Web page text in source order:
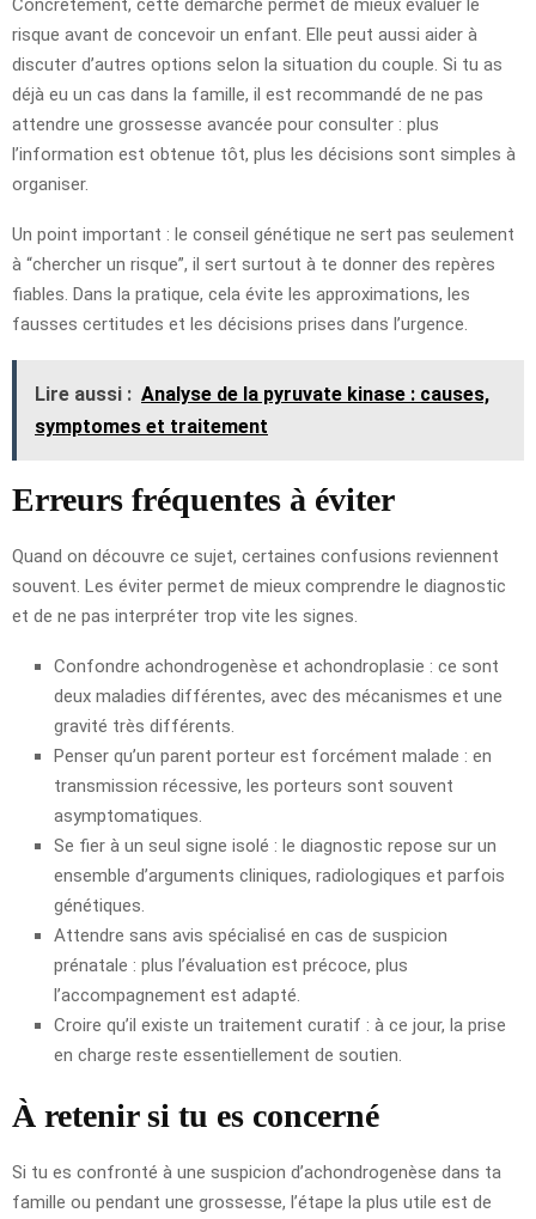
risque avant de concevoir un enfant. Elle peut aussi aider à
discuter d’autres options selon la situation du couple. Si tu as
déjà eu un cas dans la famille, il est recommandé de ne pas
attendre une grossesse avancée pour consulter : plus
l’information est obtenue tôt, plus les décisions sont simples à
organiser.
Un point important : le conseil génétique ne sert pas seulement
à “chercher un risque”, il sert surtout à te donner des repères
fiables. Dans la pratique, cela évite les approximations, les
fausses certitudes et les décisions prises dans l’urgence.
Lire aussi : Analyse de la pyruvate kinase : causes,
symptomes et traitement
Erreurs fréquentes à éviter
Quand on découvre ce sujet, certaines confusions reviennent
souvent. Les éviter permet de mieux comprendre le diagnostic
et de ne pas interpréter trop vite les signes.
Confondre achondrogenèse et achondroplasie : ce sont
deux maladies différentes, avec des mécanismes et une
gravité très différents.
Penser qu’un parent porteur est forcément malade : en
transmission récessive, les porteurs sont souvent
asymptomatiques.
Se fier à un seul signe isolé : le diagnostic repose sur un
ensemble d’arguments cliniques, radiologiques et parfois
génétiques.
Attendre sans avis spécialisé en cas de suspicion
prénatale : plus l’évaluation est précoce, plus
l’accompagnement est adapté.
Croire qu’il existe un traitement curatif : à ce jour, la prise
en charge reste essentiellement de soutien.
À retenir si tu es concerné
Si tu es confronté à une suspicion d’achondrogenèse dans ta
famille ou pendant une grossesse, l’étape la plus utile est de